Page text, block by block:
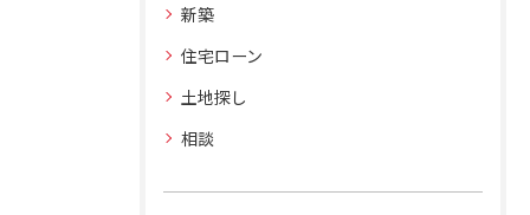
新築
住宅ローン
土地探し
相談